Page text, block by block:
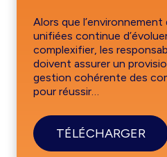
Alors que
unifiées continue
complexifier, les
doivent assurer un
gestion cohérente des
pour réussir…
TÉLÉCHARGER